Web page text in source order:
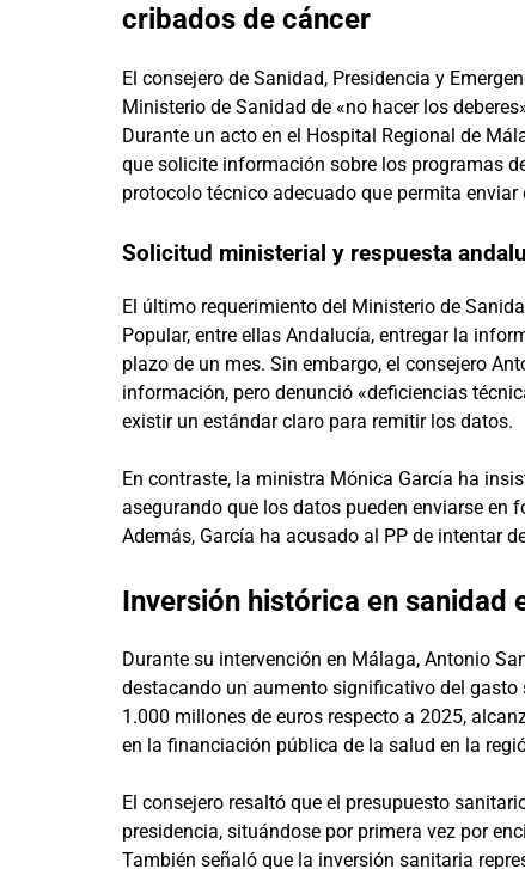
cribados de cáncer
El consejero de Sanidad, Presidencia y
Ministerio de Sanidad de «no hacer los
Durante un acto en el Hospital Regional de
que solicite información sobre los programas
protocolo técnico adecuado que permita
Solicitud ministerial y respuesta
El último requerimiento del Ministerio de
Popular, entre ellas Andalucía, entregar la
plazo de un mes. Sin embargo, el consejero
información, pero denunció «deficiencias
existir un estándar claro para remitir los datos.
En contraste, la ministra Mónica García ha
asegurando que los datos pueden enviarse en
Además, García ha acusado al PP de intentar
Inversión histórica en sanidad
Durante su intervención en Málaga, Antonio
destacando un aumento significativo del gasto
1.000 millones de euros respecto a 2025,
en la financiación pública de la salud en la
El consejero resaltó que el presupuesto
presidencia, situándose por primera vez por
También señaló que la inversión sanitaria